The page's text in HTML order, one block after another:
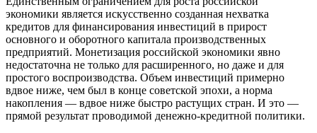
экономики является искусственно созданная нехватка
кредитов для финансирования инвестиций в прирост
основного и оборотного капитала производственных
предприятий. Монетизация российской экономики явно
недостаточна не только для расширенного, но даже и для
простого воспроизводства. Объем инвестиций примерно
вдвое ниже, чем был в конце советской эпохи, а норма
накопления — вдвое ниже быстро растущих стран. И это —
прямой результат проводимой денежно-кредитной политики.